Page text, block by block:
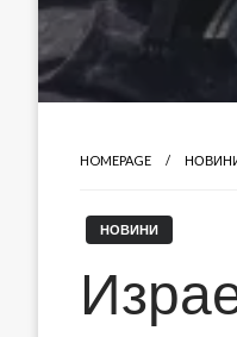
HOMEPAGE
НОВИНИ